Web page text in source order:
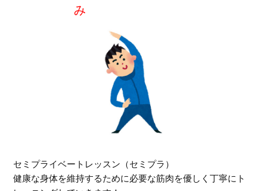
み
セミプライベートレッスン（セミプラ）
健康な身体を維持するために必要な筋肉を優しく丁寧にト